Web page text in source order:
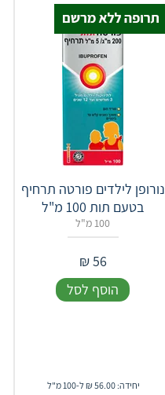
נורופן לילדים פורטה תרחיף
בטעם תות 100 מ"ל
100 מ"ל
56
₪
הוסף לסל
יחידה: 56.00 ₪ ל-100 מ"ל